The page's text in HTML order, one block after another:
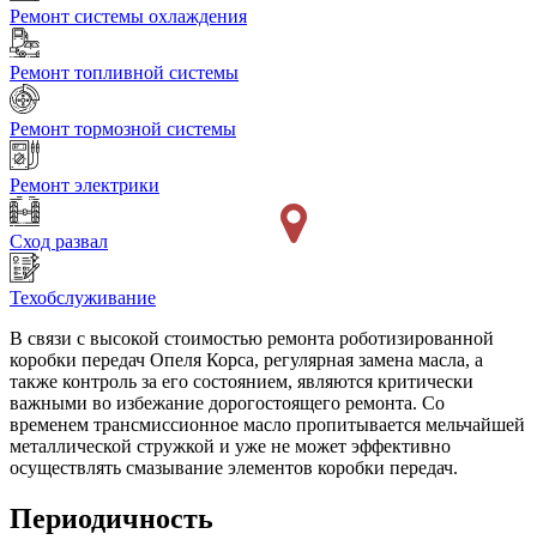
Ремонт системы охлаждения
Ремонт топливной системы
Ремонт тормозной системы
Ремонт электрики
Сход развал
Техобслуживание
В связи с высокой стоимостью ремонта роботизированной
коробки передач Опеля Корса, регулярная замена масла, а
также контроль за его состоянием, являются критически
важными во избежание дорогостоящего ремонта. Со
временем трансмиссионное масло пропитывается мельчайшей
металлической стружкой и уже не может эффективно
осуществлять смазывание элементов коробки передач.
Периодичность